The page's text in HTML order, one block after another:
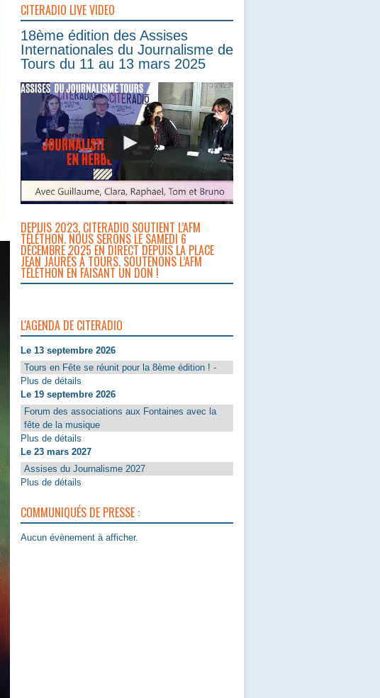
CITERADIO LIVE VIDEO
18ème édition des Assises
Internationales du Journalisme de
Tours du 11 au 13 mars 2025
DEPUIS 2023, CITERADIO SOUTIENT L’AFM
TÉLÉTHON. NOUS SERONS LE SAMEDI 6
DÉCEMBRE 2025 EN DIRECT DEPUIS LA PLACE
JEAN JAURÈS À TOURS. SOUTENONS L’AFM
TÉLÉTHON EN FAISANT UN DON !
L'AGENDA DE CITERADIO
Le 13 septembre 2026
Tours en Fête se réunit pour la 8ème édition ! -
Plus de détails
Le 19 septembre 2026
Forum des associations aux Fontaines avec la
fête de la musique
Plus de détails
Le 23 mars 2027
Assises du Journalisme 2027
Plus de détails
COMMUNIQUÉS DE PRESSE :
Aucun évènement à afficher.